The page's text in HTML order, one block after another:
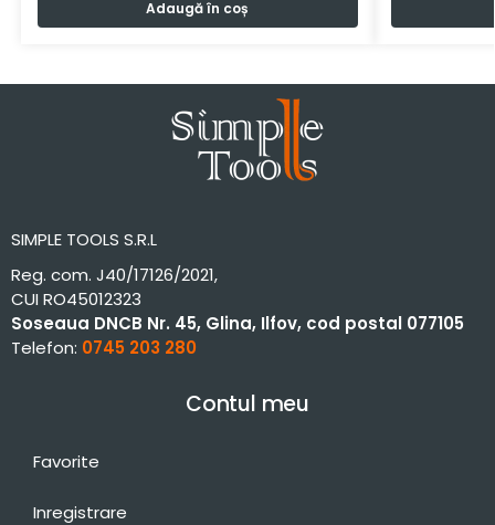
Adaugă în coș
SIMPLE TOOLS S.R.L
Reg. com. J40/17126/2021,
CUI RO45012323
Soseaua DNCB Nr. 45, Glina, Ilfov, cod postal 077105
Telefon: 0745 203 280
Contul meu
Favorite
Inregistrare